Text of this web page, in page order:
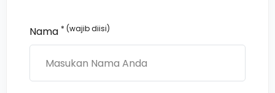
Nama * (wajib diisi)